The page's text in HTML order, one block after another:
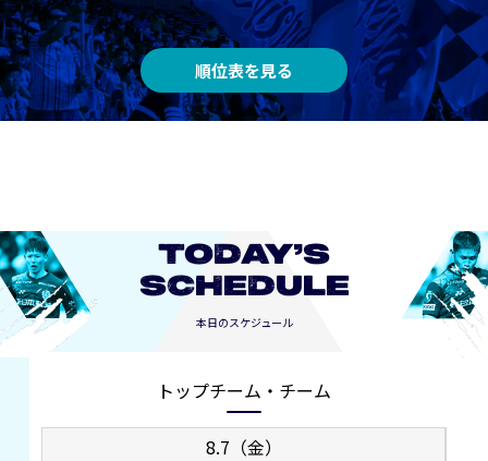
順位表を見る
TODAY’S
SCHEDULE
本日のスケジュール
トップチーム・チーム
8.7（金）